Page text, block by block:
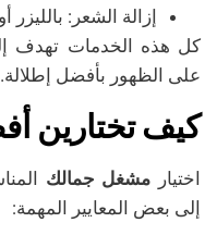
إزالة الشعر: بالليزر
كل هذه الخدمات تهدف
على الظهور بأفضل إطلالة.
كيف تختارين
اختيار مشغل جمالك
إلى بعض المعايير المهمة: